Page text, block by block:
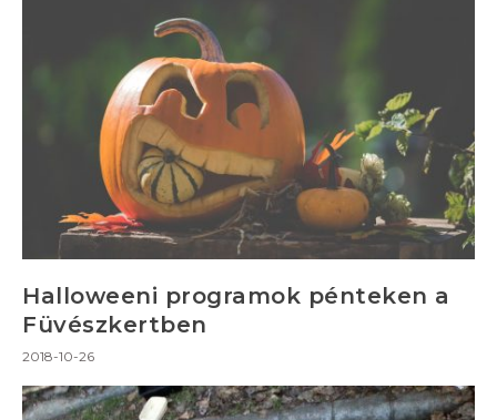
Halloweeni programok pénteken a
Füvészkertben
2018-10-26